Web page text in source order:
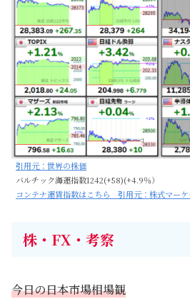
引用元：世界の株価
バルチック海運指数1242(+58)(+4.9％）
コンテナ運賃指数はこちら 引用元：株式マーケ
株・FX・考察
今日の日本市場相場観